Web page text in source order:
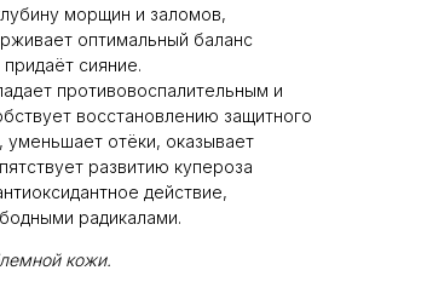
морщин и заломов,
оптимальный баланс
сияние.
противовоспалительным и
восстановлению защитного
уменьшает отёки, оказывает
развитию купероза
действие,
радикалами.
кожи.